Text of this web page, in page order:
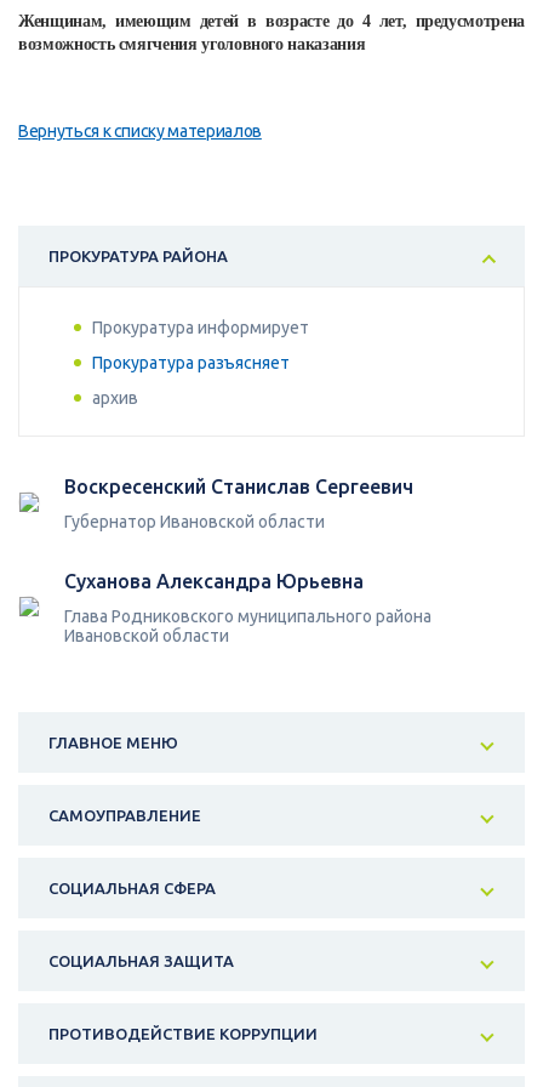
Женщинам, имеющим детей в возрасте до 4 лет, предусмотрена
возможность смягчения уголовного наказания
Вернуться к списку материалов
ПРОКУРАТУРА РАЙОНА
Прокуратура информирует
Прокуратура разъясняет
архив
Воскресенский Станислав Сергеевич
Губернатор Ивановской области
Суханова Александра Юрьевна
Глава Родниковского муниципального района
Ивановской области
ГЛАВНОЕ МЕНЮ
САМОУПРАВЛЕНИЕ
СОЦИАЛЬНАЯ СФЕРА
СОЦИАЛЬНАЯ ЗАЩИТА
ПРОТИВОДЕЙСТВИЕ КОРРУПЦИИ